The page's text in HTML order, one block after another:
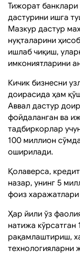
Тижорат банклари
дастурини ишга
Мазкур дастур
нуқталарини
ишлаб чиқиш,
имкониятларини
Кичик бизнесни
доирасида ҳам
Аввал дастур
фойдаланган ва
тадбиркорлар
100 миллион
оширилади.
Қолаверса,
назар, унинг 5
фоиз
Ҳар йили ўз
натижа кўрсатган
рақамлаштириш,
технологияларни